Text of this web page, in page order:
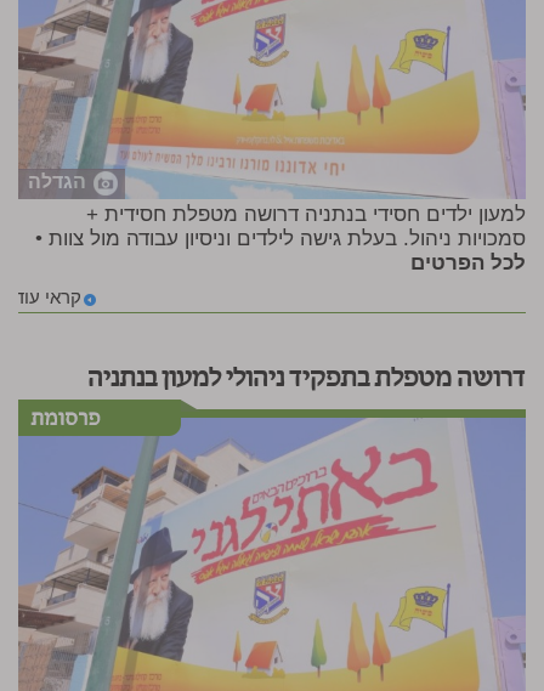
הגדלה
למעון ילדים חסידי בנתניה דרושה מטפלת חסידית +
סמכויות ניהול. בעלת גישה לילדים וניסיון עבודה מול צוות •
לכל הפרטים
קראי עוד
דרושה מטפלת בתפקיד ניהולי למעון בנתניה